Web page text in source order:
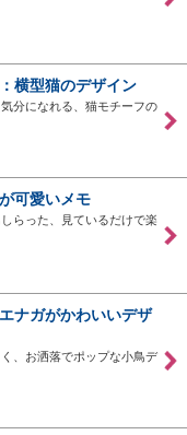
横型猫のデザイン
分になれる、猫モチーフの
可愛いメモ
らった、見ているだけで楽
ナガがかわいいデザ
、お洒落でポップな小鳥デ